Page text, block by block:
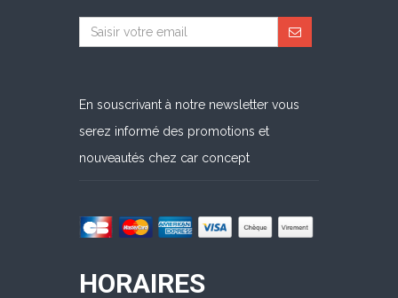
En souscrivant à notre newsletter vous
serez informé des promotions et
nouveautés chez car concept
HORAIRES